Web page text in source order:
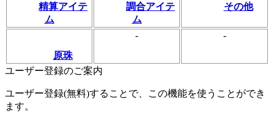
精算アイテ
ム
調合アイテ
ム
その他
原珠
- -
ユーザー登録のご案内
ユーザー登録(無料)することで、この機能を使うことができ
ます。